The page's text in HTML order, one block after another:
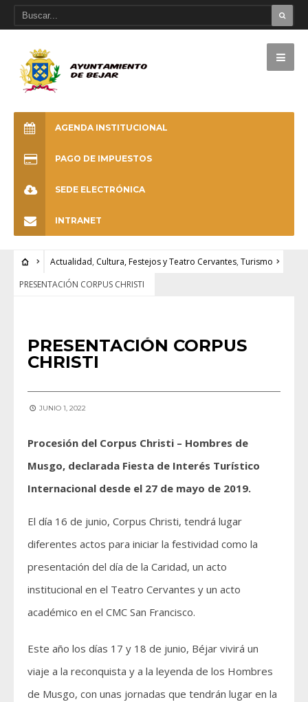
AGENDA INSTITUCIONAL
PAGO DE IMPUESTOS
SEDE ELECTRÓNICA
INTRANET
Actualidad, Cultura, Festejos y Teatro Cervantes, Turismo
PRESENTACIÓN CORPUS CHRISTI
ACTUALIDAD•CULTURA, FESTEJOS Y TEATRO CERVANTES
PRESENTACIÓN CORPUS
CHRISTI
JUNIO 1, 2022
Procesión del Corpus Christi – Hombres de
Musgo, declarada Fiesta de Interés Turístico
Internacional desde el 27 de mayo de 2019.
El día 16 de junio, Corpus Christi, tendrá lugar
diferentes actos para iniciar la festividad como la
presentación del día de la Caridad, un acto
institucional en el Teatro Cervantes y un acto
académico en el CMC San Francisco.
Este año los días 17 y 18 de junio, Béjar vivirá un
viaje a la reconquista y a la leyenda de los Hombres
de Musgo, con unas jornadas que tendrán lugar en la